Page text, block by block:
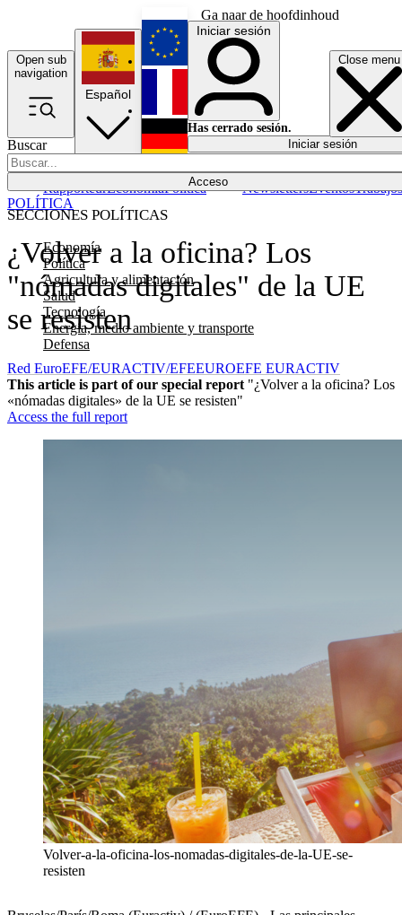
Ga naar de hoofdinhoud
Open sub
navigation
Close menu
Buscar
Acceso
SECCIONES POLÍTICAS
Economía
Política
Agricultura y alimentación
Salud
Tecnología
Energía, medio ambiente y transporte
Defensa
RapporteurEconomíaPolítica NewslettersEventosTrabajos
Español
English
Français
Iniciar sesión
Has cerrado sesión.
Iniciar sesión
¿Volver a la oficina? Los
"nómadas digitales" de la UE
se resisten
POLÍTICA
Red EuroEFE/EURACTIV/EFEEUROEFE EURACTIV
This article is part of our special report "¿Volver a la oficina? Los
«nómadas digitales» de la UE se resisten"
Access the full report
Volver-a-la-oficina-los-nomadas-digitales-de-la-UE-se-
resisten